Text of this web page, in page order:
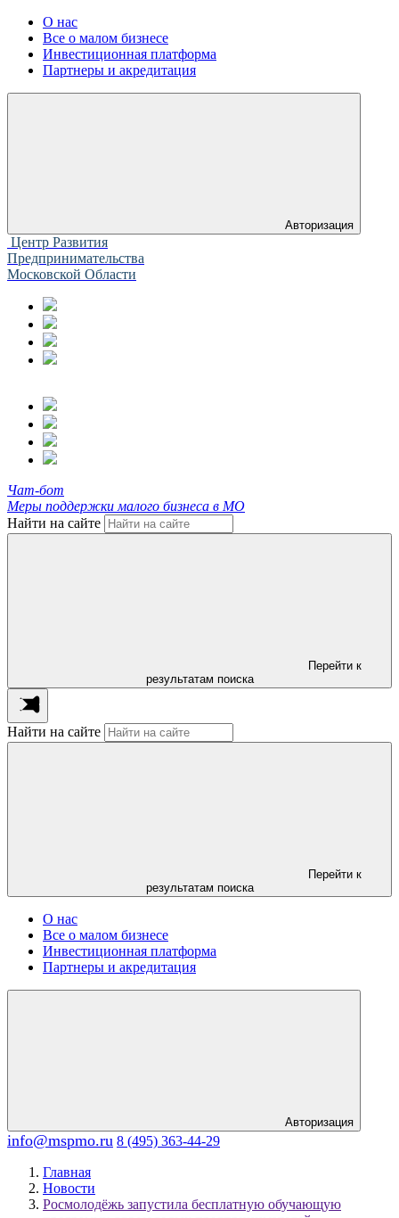
О нас
Все о малом бизнесе
Инвестиционная платформа
Партнеры и акредитация
Авторизация
Центр Развития
Предпринимательства
Московской Области
Чат-бот
Меры поддержки малого бизнеса в МО
Найти на сайте
Перейти к
результатам поиска
Найти на сайте
Перейти к
результатам поиска
О нас
Все о малом бизнесе
Инвестиционная платформа
Партнеры и акредитация
Авторизация
info@mspmo.ru 8 (495) 363-44-29
Главная
Новости
Росмолодёжь запустила бесплатную обучающую